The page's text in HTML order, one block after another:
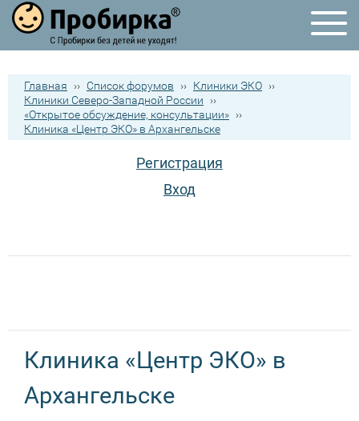
Главная ›› Список форумов ›› Клиники ЭКО ››
Клиники Северо-Западной России
››
«Открытое обсуждение, консультации» ››
Клиника «Центр ЭКО» в Архангельске
Регистрация
Вход
Клиника «Центр ЭКО» в
Архангельске